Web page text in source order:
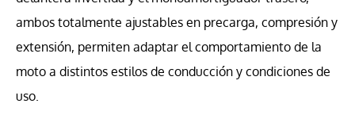
ambos totalmente ajustables en precarga, compresión y
extensión, permiten adaptar el comportamiento de la
moto a distintos estilos de conducción y condiciones de
uso.